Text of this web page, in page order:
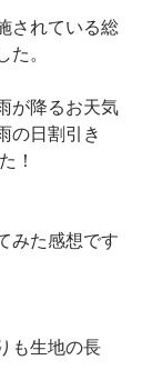
されている総
。
が降るお天気
の日割引き
！
みた感想です
も生地の長